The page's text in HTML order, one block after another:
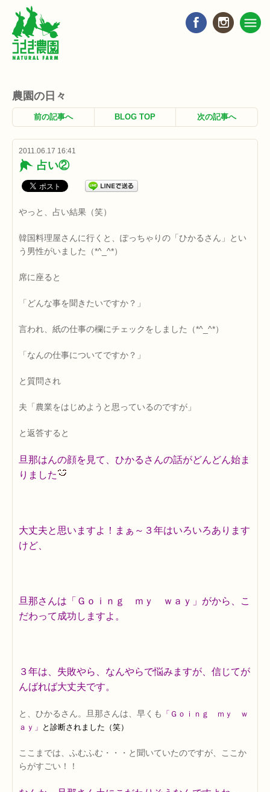
農園の日々
前の記事へ BLOG TOP 次の記事へ
2011.06.17 16:41
占い②
やっと、占い結果（笑）
韓国料理屋さんに行くと、ぽっちゃりの「ひかるさん」とい
う男性がいました（*^_^*）
席に座ると
「どんな事を聞きたいですか？」
言われ、紙の仕事の欄にチェックをしました（*^_^*）
「なんの仕事についてですか？」
と質問され
夫「農業をはじめようと思っているのですが」
と返答すると
旦那はんの顔を見て、ひかるさんの話がどんどん始ま
りました
大丈夫と思いますよ！まぁ～３年はいろいろあります
けど、
旦那さんは「Ｇｏｉｎｇ ｍｙ ｗａｙ」がから、こ
だわって成功しますよ。
３年は、失敗やら、なんやらで悩みますが、信じてが
んばれば大丈夫です。
と、ひかるさん。旦那さんは、早くも 「Ｇｏｉｎｇ ｍｙ ｗ
ａｙ」 と診断されました（笑）
ここまでは、ふむふむ・・・と聞いていたのですが、ここか
らがすごい！！